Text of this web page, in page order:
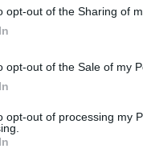
opt-out of the Sharing of
opt-out of the Sale of my
opt-out of processing my
karakteres pályát
felújításokkal
részletek